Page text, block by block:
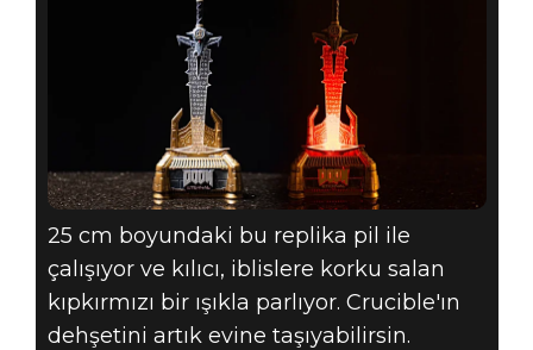
SLAYERS CLUB
HEDIYE
REHBERI -
CRUCIBLE
KILICI
KOLEKSIYONU
25 cm boyundaki bu replika pil ile
çalışıyor ve kılıcı, iblislere korku salan
kıpkırmızı bir ışıkla parlıyor. Crucible'ın
dehşetini artık evine taşıyabilirsin.